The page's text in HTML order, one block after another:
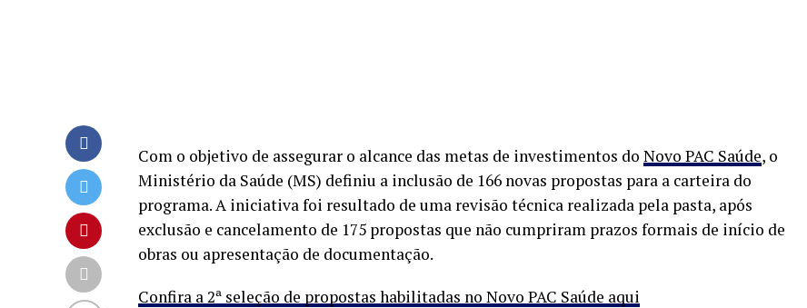
Com o objetivo de assegurar o alcance das metas de investimentos do Novo PAC Saúde, o
Ministério da Saúde (MS) definiu a inclusão de 166 novas propostas para a carteira do
programa. A iniciativa foi resultado de uma revisão técnica realizada pela pasta, após
exclusão e cancelamento de 175 propostas que não cumpriram prazos formais de início de
obras ou apresentação de documentação.
Confira a 2ª seleção de propostas habilitadas no Novo PAC Saúde aqui